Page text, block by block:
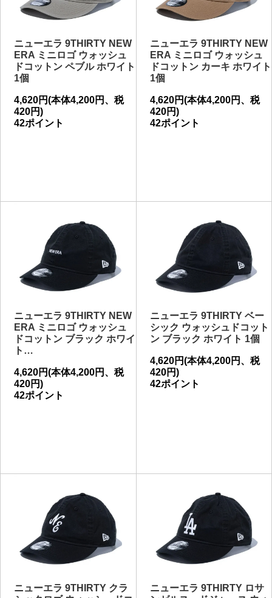
ニューエラ 9THIRTY NEW
ERA ミニロゴ ウォッシュ
ドコットン ペブル ホワイト
1個
4,620円(本体4,200円、税
420円)
42ポイント
ニューエラ 9THIRTY NEW
ERA ミニロゴ ウォッシュ
ドコットン カーキ ホワイト
1個
4,620円(本体4,200円、税
420円)
42ポイント
ニューエラ 9THIRTY NEW
ERA ミニロゴ ウォッシュ
ドコットン ブラック ホワイ
ト…
4,620円(本体4,200円、税
420円)
42ポイント
ニューエラ 9THIRTY ベー
シック ウォッシュドコット
ン ブラック ホワイト 1個
4,620円(本体4,200円、税
420円)
42ポイント
ニューエラ 9THIRTY クラ
ニューエラ 9THIRTY ロサ